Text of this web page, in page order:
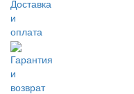
Доставка
и
оплата
Гарантия
и
возврат